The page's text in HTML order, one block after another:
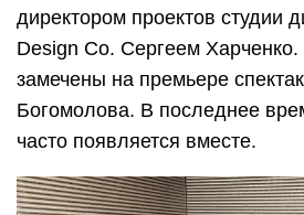
директором проектов студии
Design Co. Сергеем
замечены на премьере
Богомолова. В последнее
часто появляется вместе.